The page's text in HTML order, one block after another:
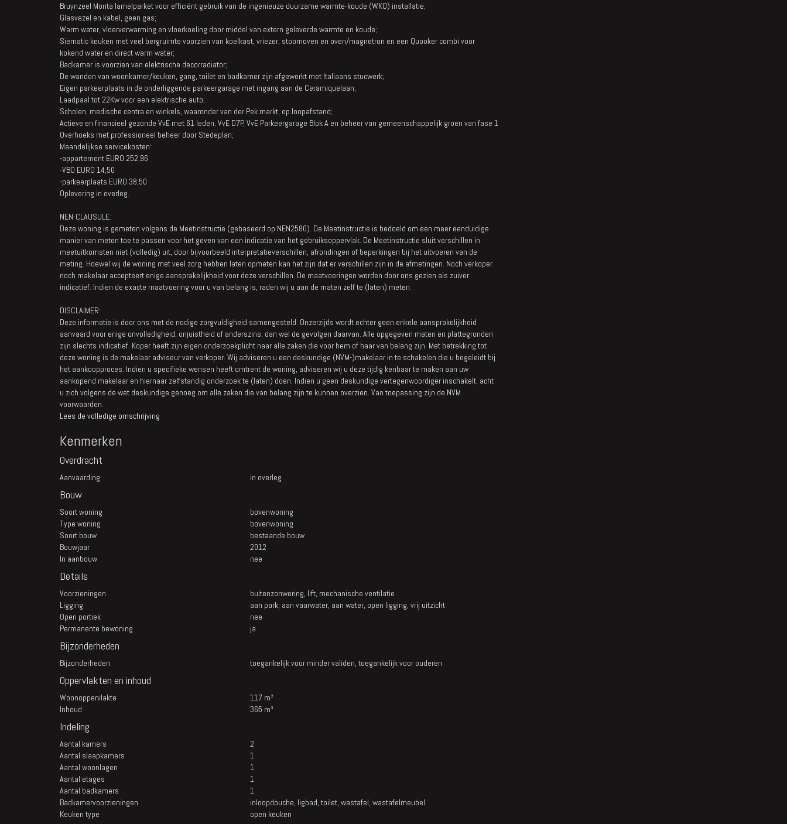
Bruynzeel Monta lamelparket voor efficiënt gebruik van de ingenieuze duurzame warmte-koude (WKO) installatie;
Glasvezel en kabel, geen gas;
Warm water, vloerverwarming en vloerkoeling door middel van extern geleverde warmte en koude;
Siematic keuken met veel bergruimte voorzien van koelkast, vriezer, stoomoven en oven/magnetron en een Quooker combi voor
kokend water en direct warm water;
Badkamer is voorzien van elektrische decorradiator;
De wanden van woonkamer/keuken, gang, toilet en badkamer zijn afgewerkt met Italiaans stucwerk;
Eigen parkeerplaats in de onderliggende parkeergarage met ingang aan de Ceramiquelaan;
Laadpaal tot 22Kw voor een elektrische auto;
Scholen, medische centra en winkels, waaronder van der Pek markt, op loopafstand;
Actieve en financieel gezonde VvE met 61 leden. VvE D7P, VvE Parkeergarage Blok A en beheer van gemeenschappelijk groen van fase 1
Overhoeks met professioneel beheer door Stedeplan;
Maandelijkse servicekosten:
-appartement EURO 252,96
-VBO EURO 14,50
-parkeerplaats EURO 38,50
Oplevering in overleg.
NEN-CLAUSULE:
Deze woning is gemeten volgens de Meetinstructie (gebaseerd op NEN2580). De Meetinstructie is bedoeld om een meer eenduidige
manier van meten toe te passen voor het geven van een indicatie van het gebruiksoppervlak. De Meetinstructie sluit verschillen in
meetuitkomsten niet (volledig) uit, door bijvoorbeeld interpretatieverschillen, afrondingen of beperkingen bij het uitvoeren van de
meting. Hoewel wij de woning met veel zorg hebben laten opmeten kan het zijn dat er verschillen zijn in de afmetingen. Noch verkoper
noch makelaar accepteert enige aansprakelijkheid voor deze verschillen. De maatvoeringen worden door ons gezien als zuiver
indicatief. Indien de exacte maatvoering voor u van belang is, raden wij u aan de maten zelf te (laten) meten.
DISCLAIMER:
Deze informatie is door ons met de nodige zorgvuldigheid samengesteld. Onzerzijds wordt echter geen enkele aansprakelijkheid
aanvaard voor enige onvolledigheid, onjuistheid of anderszins, dan wel de gevolgen daarvan. Alle opgegeven maten en plattegronden
zijn slechts indicatief. Koper heeft zijn eigen onderzoekplicht naar alle zaken die voor hem of haar van belang zijn. Met betrekking tot
deze woning is de makelaar adviseur van verkoper. Wij adviseren u een deskundige (NVM-)makelaar in te schakelen die u begeleidt bij
het aankoopproces. Indien u specifieke wensen heeft omtrent de woning, adviseren wij u deze tijdig kenbaar te maken aan uw
aankopend makelaar en hiernaar zelfstandig onderzoek te (laten) doen. Indien u geen deskundige vertegenwoordiger inschakelt, acht
u zich volgens de wet deskundige genoeg om alle zaken die van belang zijn te kunnen overzien. Van toepassing zijn de NVM
voorwaarden.
Lees de volledige omschrijving
Kenmerken
Overdracht
Aanvaarding in overleg
Bouw
Soort woning
bovenwoning
Type woning
bovenwoning
Soort bouw
bestaande bouw
Bouwjaar
2012
In aanbouw
nee
Details
Voorzieningen
buitenzonwering, lift, mechanische ventilatie
Ligging
aan park, aan vaarwater, aan water, open ligging, vrij uitzicht
Open portiek
nee
Permanente bewoning
ja
Bijzonderheden
Bijzonderheden toegankelijk voor minder validen, toegankelijk voor ouderen
Oppervlakten en inhoud
Woonoppervlakte
117 m²
Inhoud
365 m³
Indeling
Aantal kamers
2
Aantal slaapkamers
1
Aantal woonlagen
1
Aantal etages
1
Aantal badkamers
1
Badkamervoorzieningen
inloopdouche, ligbad, toilet, wastafel, wastafelmeubel
Keuken type
open keuken